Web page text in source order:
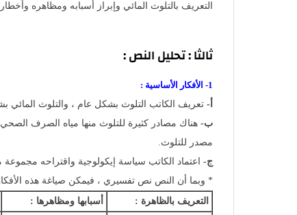
التعريف بالتلوث المائي وإبراز أسبابه ومظاهره
ثالثا : تحليل النص :
1- الأفكار الأساسية :
أ- تعريف الكاتب التلوث بشكل عام ، والتلوث
ب- هناك مصادر كثيرة للتلوث منها مياه الصرف
مصدر للتلوث.
ج- اعتماد الكاتب سياسة إيكولوجية واقتراحه
* وبما أن النص نص تفسيري ، فيمكن صياغة هذه
التعريف بالظاهرة :
أسبابها ومظاهرها :